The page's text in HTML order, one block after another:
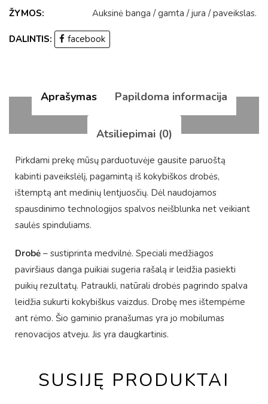
ŽYMOS: Auksinė banga /gamta /jura /paveikslas.
DALINTIS: facebook
Aprašymas Papildoma informacija
Atsiliepimai (0)
Pirkdami prekę mūsų parduotuvėje gausite paruoštą
kabinti paveikslėlį, pagamintą iš kokybiškos drobės,
ištemptą ant medinių lentjuosčių. Dėl naudojamos
spausdinimo technologijos spalvos neišblunka net veikiant
saulės spinduliams.
Drobė – sustiprinta medvilnė. Speciali medžiagos
paviršiaus danga puikiai sugeria rašalą ir leidžia pasiekti
puikių rezultatų. Patraukli, natūrali drobės pagrindo spalva
leidžia sukurti kokybiškus vaizdus. Drobę mes ištempėme
ant rėmo. Šio gaminio pranašumas yra jo mobilumas
renovacijos atveju. Jis yra daugkartinis.
SUSIJĘ PRODUKTAI